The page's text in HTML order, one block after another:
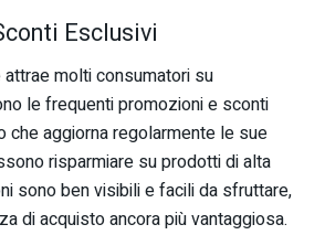
Esclusivi
molti consumatori su
le frequenti promozioni e sconti
che aggiorna regolarmente le sue
risparmiare su prodotti di alta
sono ben visibili e facili da sfruttare,
di acquisto ancora più vantaggiosa.